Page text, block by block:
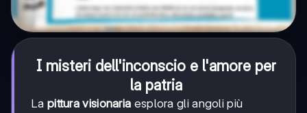
I misteri dell'inconscio e l'amore per
la patria
La pittura visionaria esplora gli angoli più